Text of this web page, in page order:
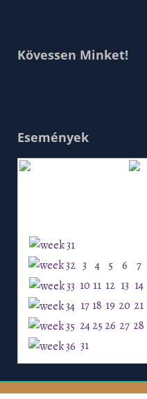
Kövessen Minket!
Események
3 4 5 6 7
10 11 12 13 14
17 18 19 20 21
24 25 26 27 28
31